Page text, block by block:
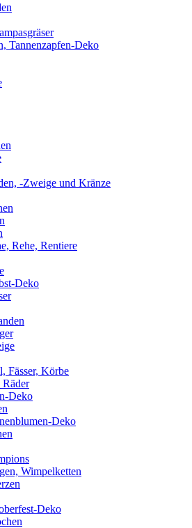
Tannenzapfen-Deko
-Zweige und Kränze
Rehe, Rentiere
Deko
Fässer, Körbe
Räder
Deko
Deko
Wimpelketten
Deko